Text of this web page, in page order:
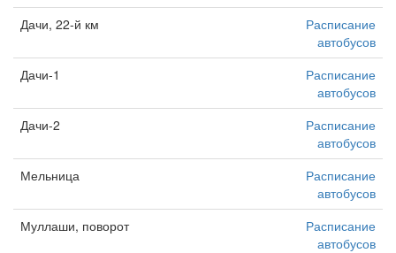
Дачи, 22-й км
Расписание
автобусов
Дачи-1
Расписание
автобусов
Дачи-2
Расписание
автобусов
Мельница
Расписание
автобусов
Муллаши, поворот
Расписание
автобусов